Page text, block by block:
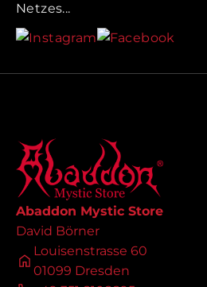
Netzes...
Abaddon Mystic Store
David Börner
Louisenstrasse 60
01099 Dresden